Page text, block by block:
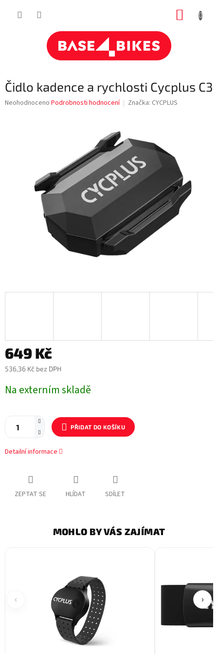
Čidlo kadence a rychlosti Cycplus C3
Průměrné
Neohodnoceno Podrobnosti hodnocení Značka: CYCPLUS
649 Kč
536,36 Kč bez DPH
cena:
Na externím skladě
PŘIDAT DO KOŠÍKU
Detailní informace
ZEPTAT SE HLÍDAT SDÍLET
MOHLO BY VÁS ZAJÍMAT
‹ ›